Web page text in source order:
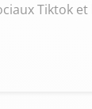
Tiktok